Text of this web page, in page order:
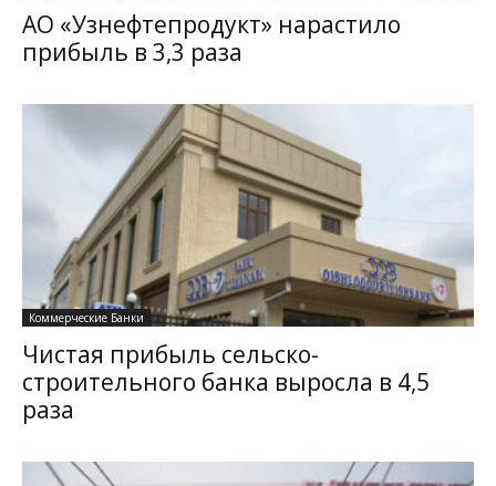
АО «Узнефтепродукт» нарастило
прибыль в 3,3 раза
Коммерческие Банки
Чистая прибыль сельско-
строительного банка выросла в 4,5
раза